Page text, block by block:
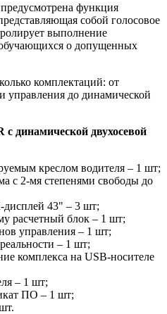
функция
собой голосовое
выполнение
о допущенных
комплектаций: от
управления до динамической
динамической двухосевой
креслом водителя – 1 шт;
с 2-мя степенями свободы до
43" – 3 шт;
расчетный блок – 1 шт;
управления – 1 шт;
– 1 шт;
комплекса на USB-носителе
– 1 шт;
ПО – 1 шт;